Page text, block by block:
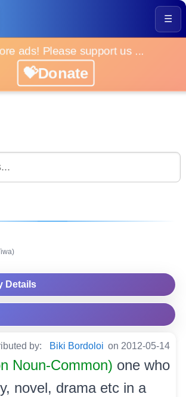
☰
ads! Please support us ...
💝Donate
Details
by: Biki Bordoloi on 2012-05-14
Noun-Common) one who
novel, drama etc in a